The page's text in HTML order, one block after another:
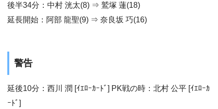
後半34分：中村 洸太(8) ⇒ 鷲塚 蓮(18)
延長開始：阿部 龍聖(9) ⇒ 奈良坂 巧(16)
警告
延後10分：西川 潤 [ｲｴﾛｰｶｰﾄﾞ] PK戦の時：北村 公平 [ｲｴﾛｰｶ
ｰﾄﾞ]